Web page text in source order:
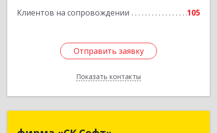
Клиентов на сопровождении 105
Отправить заявку
Показать контакты
Отправить заявку
Назад